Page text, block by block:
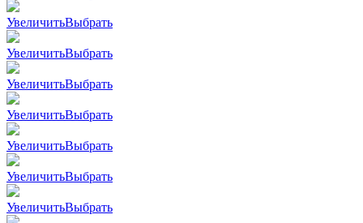
УвеличитьВыбрать
УвеличитьВыбрать
УвеличитьВыбрать
УвеличитьВыбрать
УвеличитьВыбрать
УвеличитьВыбрать
УвеличитьВыбрать